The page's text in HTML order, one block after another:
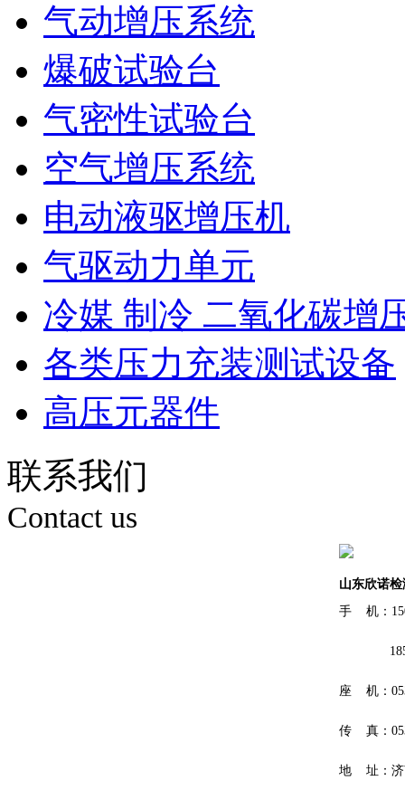
气动增压系统
爆破试验台
气密性试验台
空气增压系统
电动液驱增压机
气驱动力单元
冷媒 制冷 二氧化碳增
各类压力充装测试设备
高压元器件
联系我们
Contact us
山东欣诺
手 机：
座 机：
传 真：
地 址：济